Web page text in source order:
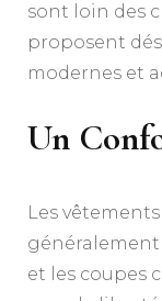
sont loin des
proposent
modernes et
Un
Les
et les coupes